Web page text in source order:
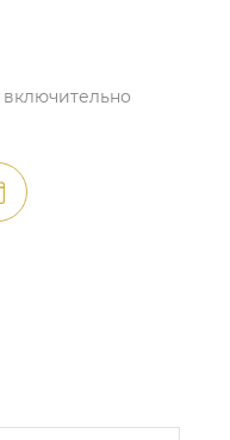
включительно